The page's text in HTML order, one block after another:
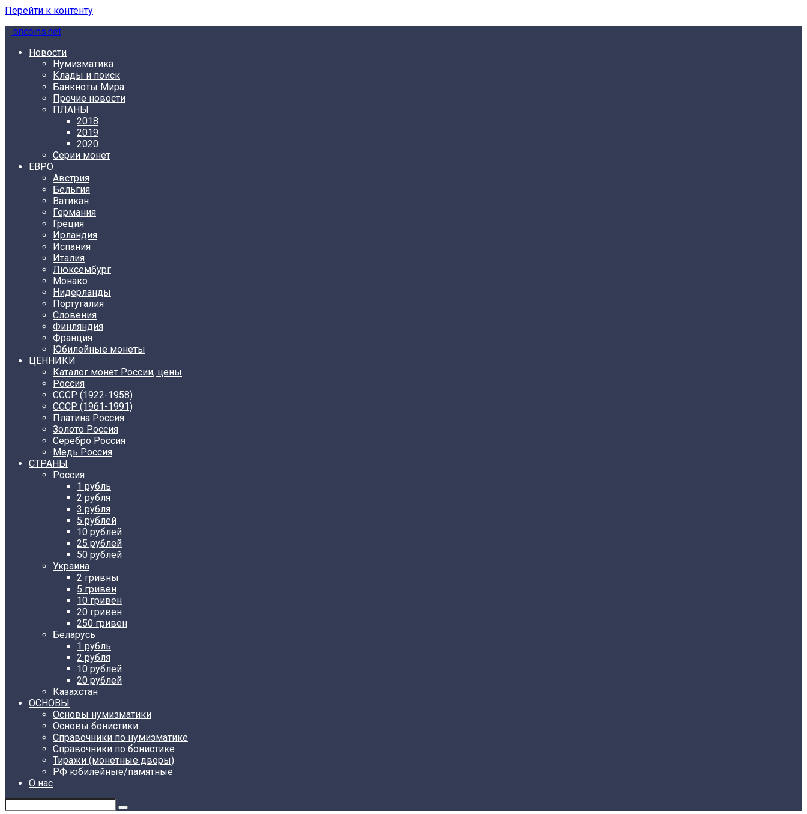
Перейти к контенту
oncoins.net
Новости
Нумизматика
Клады и поиск
Банкноты Мира
Прочие новости
ПЛАНЫ
2018
2019
2020
Серии монет
ЕВРО
Австрия
Бельгия
Ватикан
Германия
Греция
Ирландия
Испания
Италия
Люксембург
Монако
Нидерланды
Португалия
Словения
Финляндия
Франция
Юбилейные монеты
ЦЕННИКИ
Каталог монет России, цены
Россия
СССР (1922-1958)
CCCР (1961-1991)
Платина Россия
Золото Россия
Серебро Россия
Медь Россия
СТРАНЫ
Россия
1 рубль
2 рубля
3 рубля
5 рублей
10 рублей
25 рублей
50 рублей
Украина
2 гривны
5 гривен
10 гривен
20 гривен
250 гривен
Беларусь
1 рубль
2 рубля
10 рублей
20 рублей
Казахстан
ОСНОВЫ
Основы нумизматики
Основы бонистики
Справочники по нумизматике
Справочники по бонистике
Тиражи (монетные дворы)
РФ юбилейные/памятные
О нас